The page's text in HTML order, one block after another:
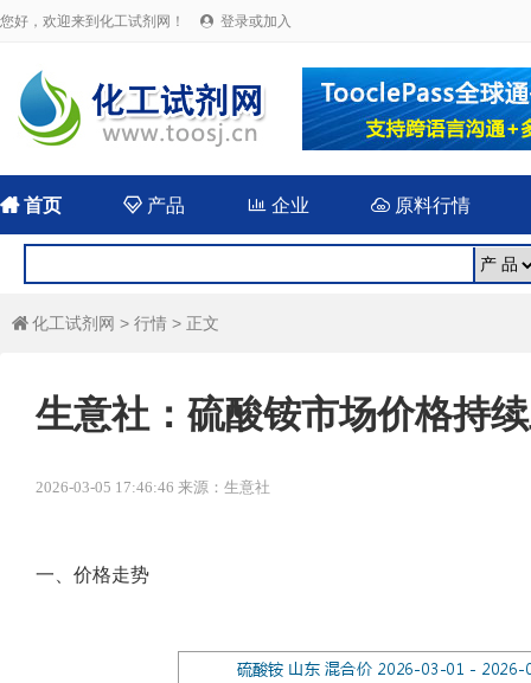
您好，欢迎来到化工试剂网！  登录或加入
首页  产品 企业 原料行情
 化工试剂网 > 行情 > 正文
生意社：硫酸铵市场价格持
2026-03-05 17:46:46 来源：生意社
一、价格走势